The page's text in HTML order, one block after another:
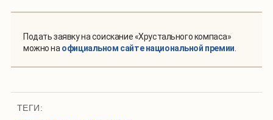
Подать заявку на соискание «Хрустального компаса»
можно на официальном сайте национальной премии
ТЕГИ: